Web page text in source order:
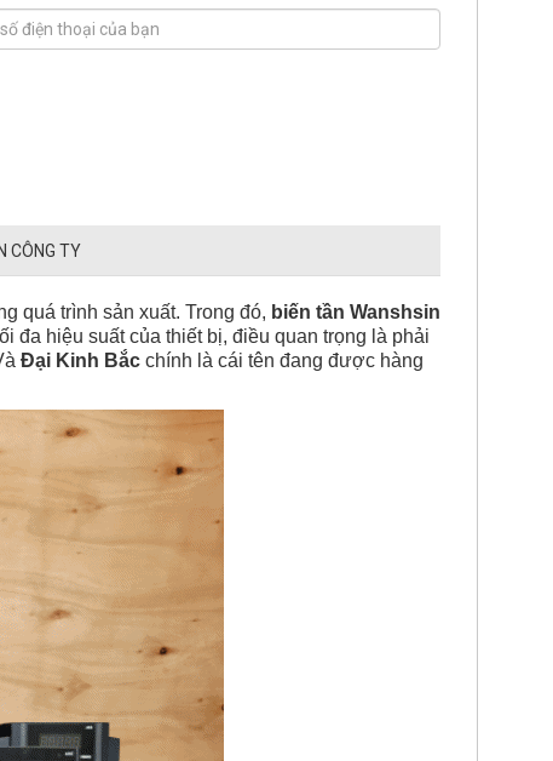
CÔNG TY
quá trình sản xuất. Trong đó, biến tần Wanshsin
đa hiệu suất của thiết bị, điều quan trọng là phải
Đại Kinh Bắc chính là cái tên đang được hàng